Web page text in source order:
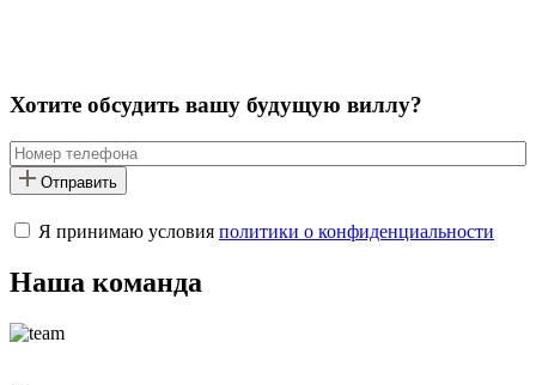
Хотите обсудить вашу будущую виллу?
Отправить
Я принимаю условия политики о конфиденциальности
Наша команда